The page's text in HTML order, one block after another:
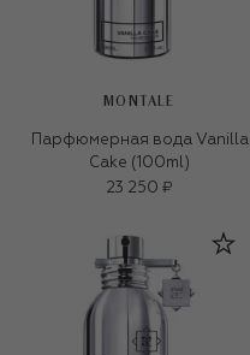
MONTALE
Парфюмерная вода Vanilla
Cake (100ml)
23 250 ₽